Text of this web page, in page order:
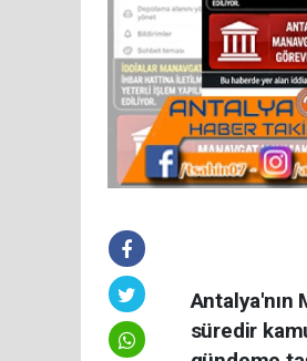
Antalya'nın
süredir